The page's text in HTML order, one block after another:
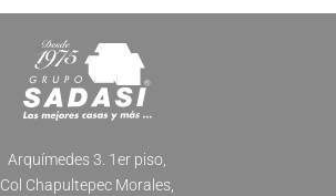
Arquímedes 3. 1er piso,
Col Chapultepec Morales,